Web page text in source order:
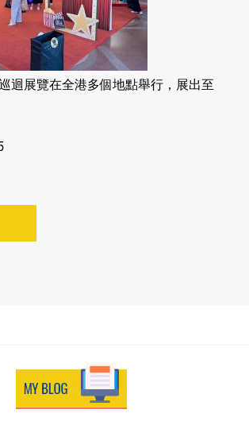
迴展覽在全港多個地點舉行，展出至